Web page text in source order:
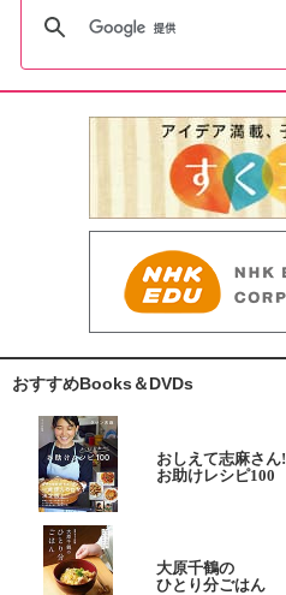
おすすめBooks＆DVDs
おしえて志麻さん!
お助けレシピ100
大原千鶴の
ひとり分ごはん